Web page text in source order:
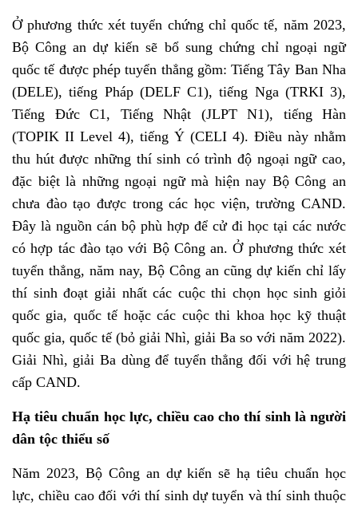
Ở phương thức xét tuyển chứng chỉ quốc tế, năm 2023,
Bộ Công an dự kiến sẽ bổ sung chứng chỉ ngoại ngữ
quốc tế được phép tuyển thẳng gồm: Tiếng Tây Ban Nha
(DELE), tiếng Pháp (DELF C1), tiếng Nga (TRKI 3),
Tiếng Đức C1, Tiếng Nhật (JLPT N1), tiếng Hàn
(TOPIK II Level 4), tiếng Ý (CELI 4). Điều này nhằm
thu hút được những thí sinh có trình độ ngoại ngữ cao,
đặc biệt là những ngoại ngữ mà hiện nay Bộ Công an
chưa đào tạo được trong các học viện, trường CAND.
Đây là nguồn cán bộ phù hợp để cử đi học tại các nước
có hợp tác đào tạo với Bộ Công an. Ở phương thức xét
tuyển thẳng, năm nay, Bộ Công an cũng dự kiến chỉ lấy
thí sinh đoạt giải nhất các cuộc thi chọn học sinh giỏi
quốc gia, quốc tế hoặc các cuộc thi khoa học kỹ thuật
quốc gia, quốc tế (bỏ giải Nhì, giải Ba so với năm 2022).
Giải Nhì, giải Ba dùng để tuyển thẳng đối với hệ trung
cấp CAND.
Hạ tiêu chuẩn học lực, chiều cao cho thí sinh là người
dân tộc thiểu số
Năm 2023, Bộ Công an dự kiến sẽ hạ tiêu chuẩn học
lực, chiều cao đối với thí sinh dự tuyển và thí sinh thuộc